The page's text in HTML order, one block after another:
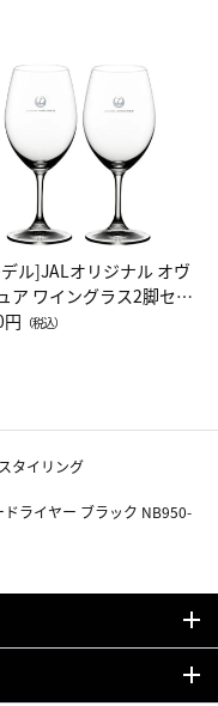
ル]JALオリジナル オヴ
ア ワイングラス2脚セッ
ッドワイン）
（税込）
タイリング
ライヤー ブラック NB950-